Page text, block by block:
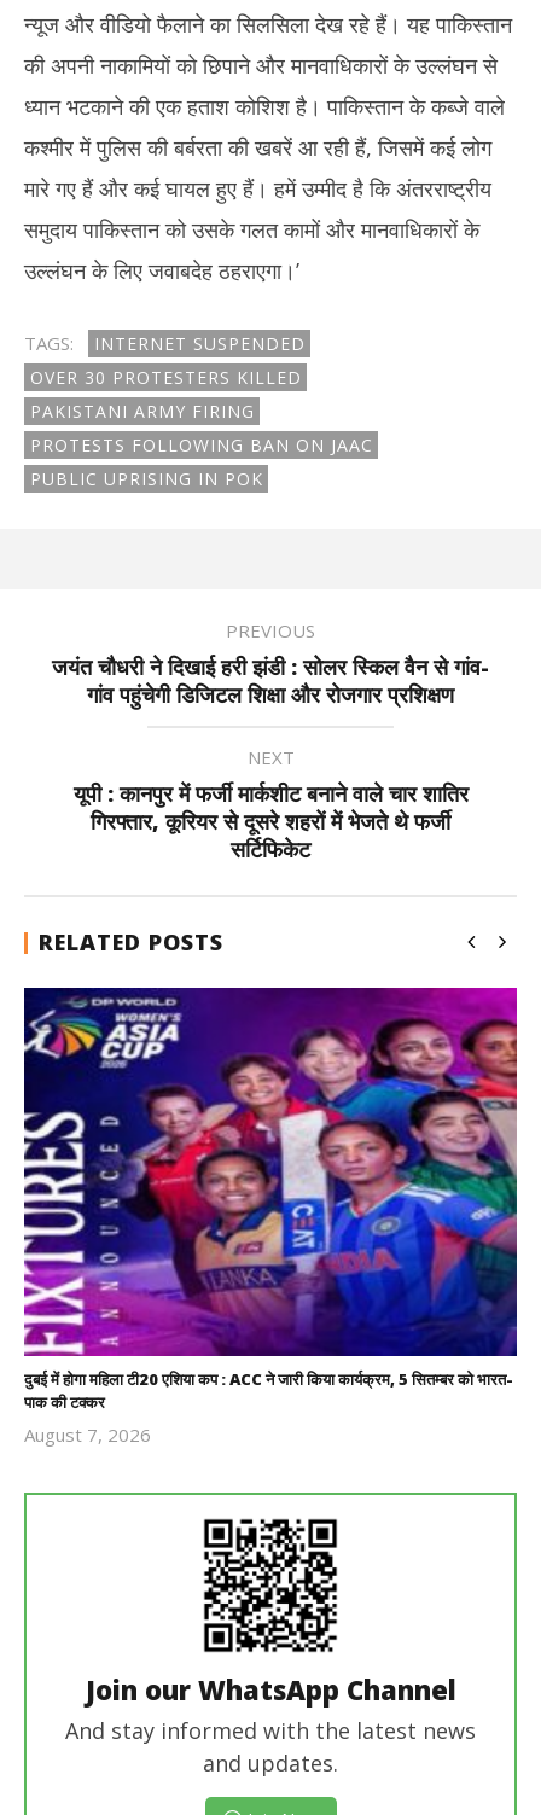
न्यूज और वीडियो फैलाने का सिलसिला देख रहे हैं। यह पाकिस्तान
की अपनी नाकामियों को छिपाने और मानवाधिकारों के उल्लंघन से
ध्यान भटकाने की एक हताश कोशिश है। पाकिस्तान के कब्जे वाले
कश्मीर में पुलिस की बर्बरता की खबरें आ रही हैं, जिसमें कई लोग
मारे गए हैं और कई घायल हुए हैं। हमें उम्मीद है कि अंतरराष्ट्रीय
समुदाय पाकिस्तान को उसके गलत कामों और मानवाधिकारों के
उल्लंघन के लिए जवाबदेह ठहराएगा।’
TAGS:
INTERNET SUSPENDED
OVER 30 PROTESTERS KILLED
PAKISTANI ARMY FIRING
PROTESTS FOLLOWING BAN ON JAAC
PUBLIC UPRISING IN POK
PREVIOUS
जयंत चौधरी ने दिखाई हरी झंडी : सोलर स्किल वैन से गांव-
गांव पहुंचेगी डिजिटल शिक्षा और रोजगार प्रशिक्षण
NEXT
यूपी : कानपुर में फर्जी मार्कशीट बनाने वाले चार शातिर
गिरफ्तार, कूरियर से दूसरे शहरों में भेजते थे फर्जी
सर्टिफिकेट
RELATED POSTS
दुबई में होगा महिला टी20 एशिया कप : ACC ने जारी किया कार्यक्रम, 5 सितम्बर को भारत-
पाक की टक्कर
August 7, 2026
Join our WhatsApp Channel
And stay informed with the latest news
and updates.